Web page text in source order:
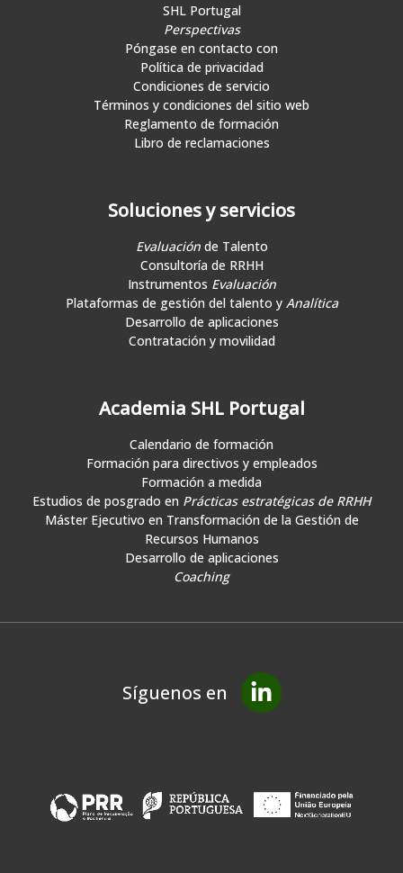
SHL Portugal
Perspectivas
Póngase en contacto con
Política de privacidad
Condiciones de servicio
Términos y condiciones del sitio web
Reglamento de formación
Libro de reclamaciones
Soluciones y servicios
Evaluaciónde Talento
Consultoría de RRHH
Instrumentos Evaluación
Plataformas de gestión del talento y Analítica
Desarrollo de aplicaciones
Contratación y movilidad
Academia SHL Portugal
Calendario de formación
Formación para directivos y empleados
Formación a medida
Estudios de posgrado en Prácticas estratégicas de RRHH
Máster Ejecutivo en Transformación de la Gestión de
Recursos Humanos
Desarrollo de aplicaciones
Coaching
Síguenos en